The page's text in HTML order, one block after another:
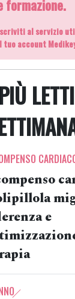
formazione.
al servizio
tuo account
e